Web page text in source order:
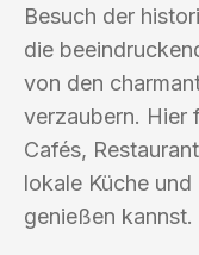
Besuch der
die
von den
verzaubern. Hier
Cafés,
lokale Küche
genießen kannst.